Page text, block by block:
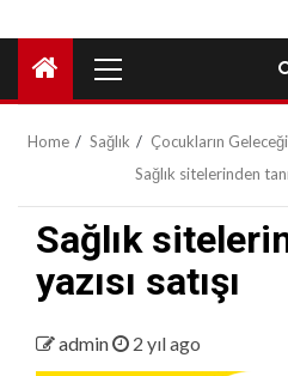
Menu
Home Sağlık
Çocukların
Sağlık sitelerinden
Sağlık
yazısı satışı
admin 2 yıl ago